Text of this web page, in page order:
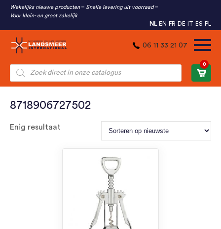
Wekelijks nieuwe producten
Snelle levering uit voorraad
Voor klein- en groot zakelijk
NL EN FR DE IT ES PL
06 11 33 21 07
Producten
zoeken
0
8718906727502
Enig resultaat